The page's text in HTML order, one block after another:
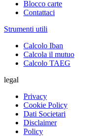
Blocco carte
Contattaci
Strumenti utili
Calcolo Iban
Calcola il mutuo
Calcolo TAEG
legal
Privacy
Cookie Policy
Dati Societari
Disclaimer
Policy